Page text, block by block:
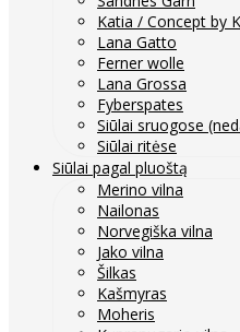
Katia / Concept by
Lana Gatto
Ferner wolle
Lana Grossa
Fyberspates
Siūlai sruogose
Siūlai ritėse
Siūlai pagal pluoštą
Merino vilna
Nailonas
Norvegiška vilna
Jako vilna
Šilkas
Kašmyras
Moheris